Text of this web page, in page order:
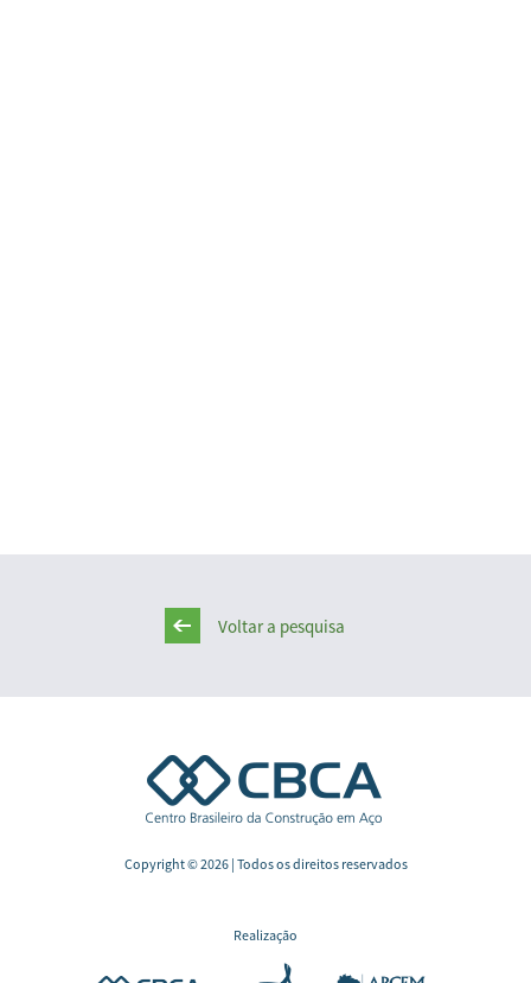
Voltar a pesquisa
Copyright © 2026 | Todos os direitos reservados
Realização